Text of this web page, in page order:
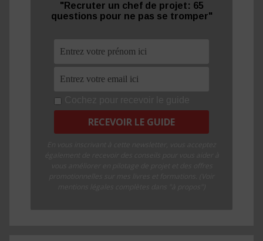
"Recruter un chef de projet: 65
questions pour ne pas se tromper"